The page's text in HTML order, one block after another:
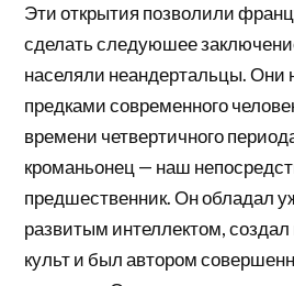
Эти открытия позволили
сделать следуюшее
населяли неандертальцы.
предками современного
времени четвертичного
кроманьонец — наш
предшественник. Он обладал
развитым интеллектом,
культ и был автором